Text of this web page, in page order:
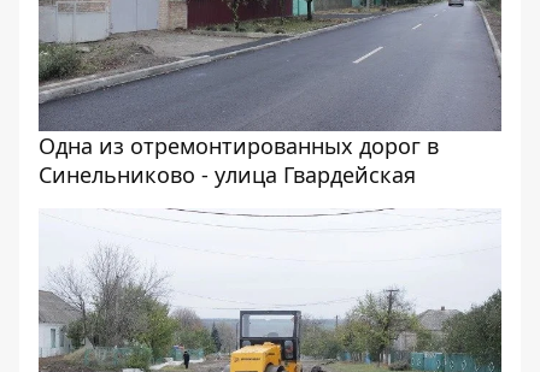
Одна из отремонтированных дорог в
Синельниково - улица Гвардейская